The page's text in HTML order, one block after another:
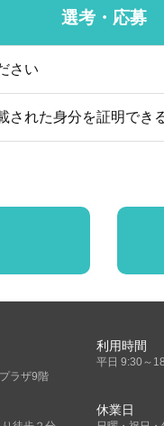
選考・応募
さい
れた身分を証明でき
ラザ9階
利用時間
平日 9:30～
休業日